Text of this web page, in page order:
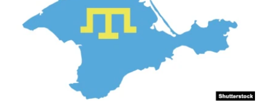
BLOGLAR
FİKİR